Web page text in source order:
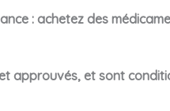
: achetez des
approuvés, et sont